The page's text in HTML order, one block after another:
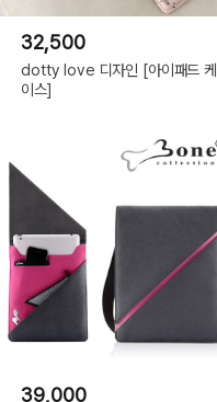
32,500
dotty love 디자인 [아이패드 케
이스]
39,000